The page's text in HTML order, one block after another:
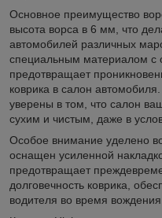
Основное преимущество
высота ворса в 6 мм, что
автомобилей различных
специальным материалом с
предотвращает
коврика в салон
уверены в том, что салон
сухим и чистым, даже в
Особое внимание уделено
оснащен усиленной
предотвращает
долговечность коврика,
водителя во время вождения.